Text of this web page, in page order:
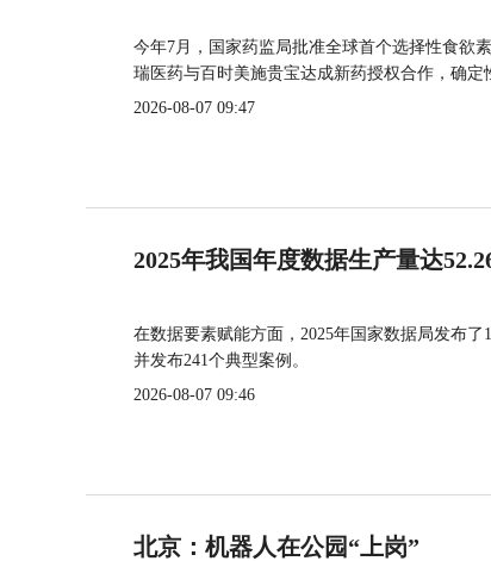
今年7月，国家药监局批准全球首个选择性食欲
瑞医药与百时美施贵宝达成新药授权合作，确
2026-08-07 09:47
2025年我国年度数据生产量达
在数据要素赋能方面，2025年国家数据局发布
并发布241个典型案例。
2026-08-07 09:46
北京：机器人在公园“上岗”